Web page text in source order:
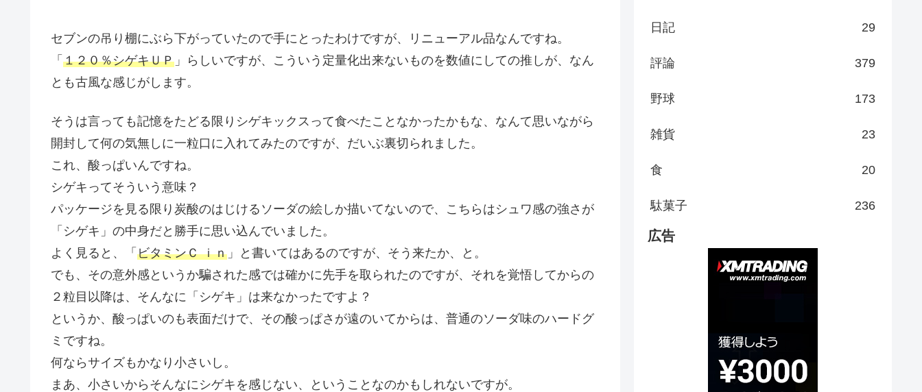
セブンの吊り棚にぶら下がっていたので手にとったわけですが、リニューアル品なんですね。
「 １２０％シゲキＵＰ 」らしいですが、こういう定量化出来ないものを数値にしての推しが、なん
とも古風な感じがします。
そうは言っても記憶をたどる限りシゲキックスって食べたことなかったかもな、なんて思いながら
開封して何の気無しに一粒口に入れてみたのですが、だいぶ裏切られました。
これ、酸っぱいんですね。
シゲキってそういう意味？
パッケージを見る限り炭酸のはじけるソーダの絵しか描いてないので、こちらはシュワ感の強さが
「シゲキ」の中身だと勝手に思い込んでいました。
よく見ると、「 ビタミンＣ ｉｎ 」と書いてはあるのですが、そう来たか、と。
でも、その意外感というか騙された感では確かに先手を取られたのですが、それを覚悟してからの
２粒目以降は、そんなに「シゲキ」は来なかったですよ？
というか、酸っぱいのも表面だけで、その酸っぱさが遠のいてからは、普通のソーダ味のハードグ
ミですね。
何ならサイズもかなり小さいし。
まあ、小さいからそんなにシゲキを感じない、ということなのかもしれないですが。
日記 29
評論 379
野球 173
雑貨 23
食 20
駄菓子 236
広告